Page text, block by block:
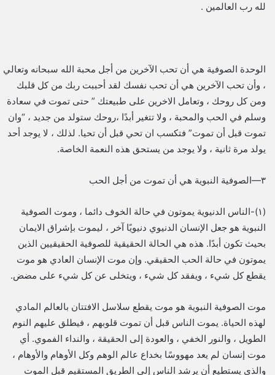
لله رب العالمين .
الوحدة الصوفية هي أن تحب الآخرين من أجل محبة الله سبحانه وتعالي
، وأن تحب الآخرين هي أن تحب نفسك لقد أحببت ربك من كل قلبك
ومن كل روحك ، وتعامل الاخرين على طبيعتك ” حتى تموت في سعادة
وسلم في الحب والمحبة ، ولا تتغير أبدًا ،روحك ستولد من جديد ، “وان
تموت قبل أن تموت” فتكسب ان تحي قبل أن تحيا. لذلك ، لا يوجد أحد
يولد مرة ثانية ، ولا يوجد من يستحق هذه النعمة الخاصة.
٣—الصوفية النبوية هي أن تموت من أجل الحب
(١)-الناس الدنيوية يموتون في حالة الخوف دائما ، وموت الصوفية
النبوية هو جعل الإنسان الدنيوي دنيويًا آخر ، ليموت بإشراق الايمان
بحيث تكون أبدًا. هذه هي الحالة الحقيقية للصوفية الحقيقيين الذين
يموتون في حالة الحب الحقيقي. وإن موت الإنسان العادي هو موت
يقطع كل شيء ، ويفقد كل شيء ، ويتخلى عن كل شيء على مضض.
موت الصوفية النبوية هو موت يقطع سلاسل الافتتان بالعالم المادي
لهذه الحياة. يموت الناس قبل أن تموت قلوبهم ، فيطلق عليهم النوم
الطويل ، والنور الخفي ، والعودة إلى الحقيقة ، والنداء الفموي. أي
موت إنسان لم يعد مهووسًا بخداع عالم الوهم وكل الأوهام والأوهام ،
والذي يستطيع أن يرشد الناس إلى الطريق المستقيم قبل الموت